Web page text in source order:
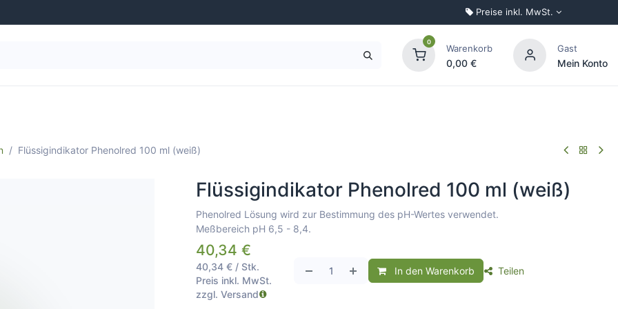
Preise inkl. MwSt.
0
Warenkorb
0,00 €
Gast
Mein Konto
Flüssigindikator Phenolred 100 ml (weiß)
Flüssigindikator Phenolred 100 ml (weiß)
Phenolred Lösung wird zur Bestimmung des pH-Wertes verwendet.
Meßbereich pH 6,5 - 8,4.
40,34 €
40,34 € / Stk.
Preis inkl. MwSt.
zzgl. Versand
In den Warenkorb Teilen